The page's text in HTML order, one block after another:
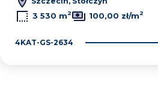
3 530 m2 100,00 zł/m2
4KAT-GS-2634